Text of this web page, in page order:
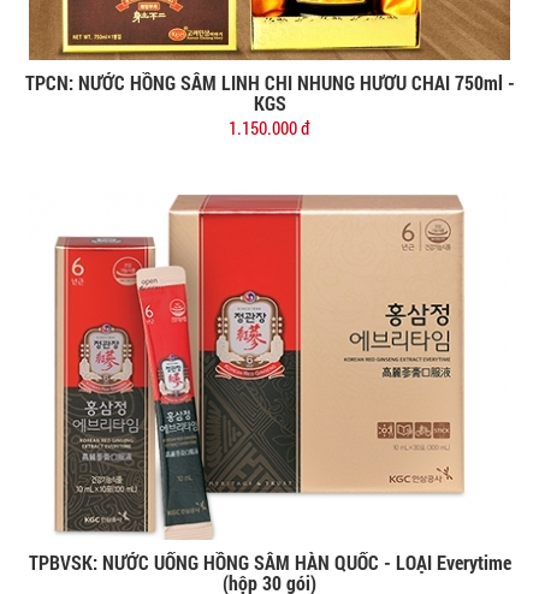
Đặt mua
TPCN: NƯỚC HỒNG SÂM LINH CHI NHUNG HƯƠU CHAI 750ml -
KGS
1.150.000 đ
Đặt mua
TPBVSK: NƯỚC UỐNG HỒNG SÂM HÀN QUỐC - LOẠI Everytime
(hộp 30 gói)